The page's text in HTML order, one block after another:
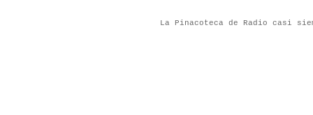
La Pinacoteca de Radio casi